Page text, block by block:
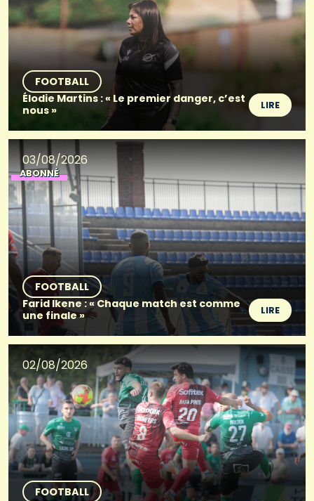
FOOTBALL
Élodie Martins : « Le premier danger, c’est
nous »
LIRE
03/08/2026
ABONNÉ
FOOTBALL
Farid Ikene : « Chaque match est comme
une finale »
LIRE
02/08/2026
FOOTBALL